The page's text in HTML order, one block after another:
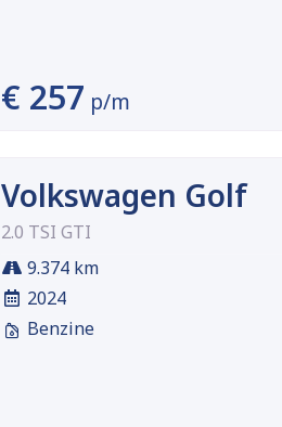
€ 257 p/m
Volkswagen Golf
2.0 TSI GTI
9.374 km
2024
Benzine